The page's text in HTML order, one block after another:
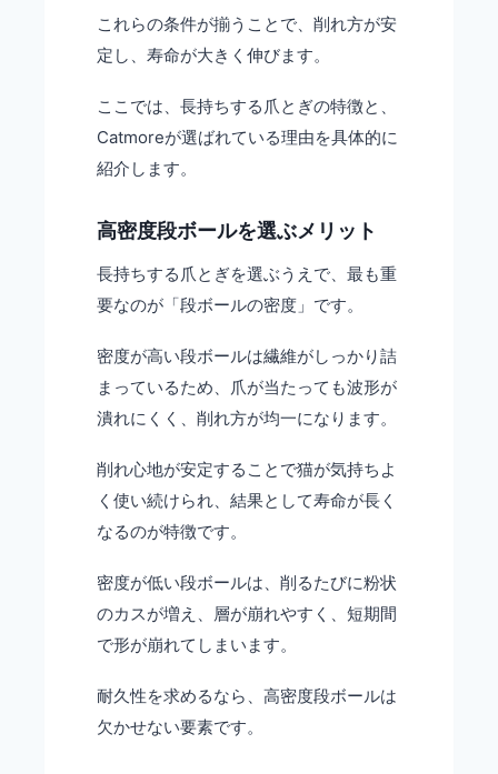
これらの条件が揃うことで、削れ方が安
定し、寿命が大きく伸びます。
ここでは、長持ちする爪とぎの特徴と、
Catmoreが選ばれている理由を具体的に
紹介します。
高密度段ボールを選ぶメリット
長持ちする爪とぎを選ぶうえで、最も重
要なのが「段ボールの密度」です。
密度が高い段ボールは繊維がしっかり詰
まっているため、爪が当たっても波形が
潰れにくく、削れ方が均一になります。
削れ心地が安定することで猫が気持ちよ
く使い続けられ、結果として寿命が長く
なるのが特徴です。
密度が低い段ボールは、削るたびに粉状
のカスが増え、層が崩れやすく、短期間
で形が崩れてしまいます。
耐久性を求めるなら、高密度段ボールは
欠かせない要素です。